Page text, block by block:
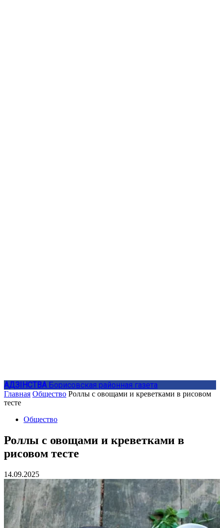
АДЗIНСТВА Борисовская районная газета
Главная Общество Роллы с овощами и креветками в рисовом
тесте
Общество
Роллы с овощами и креветками в
рисовом тесте
14.09.2025